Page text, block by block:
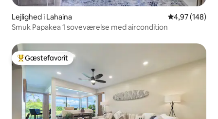
Lejlighed i Lahaina 4,97 ud af 5 i
4,97 (148)
Smuk Papakea 1 soveværelse med aircondition
Bedste gæstefavorit
Gæstefavorit